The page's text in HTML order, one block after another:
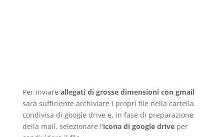
Per inviare allegati di grosse dimensioni con gmail
sarà sufficiente archiviare i propri file nella cartella
condivisa di google drive e, in fase di preparazione
della mail, selezionare l’icona di google driveper